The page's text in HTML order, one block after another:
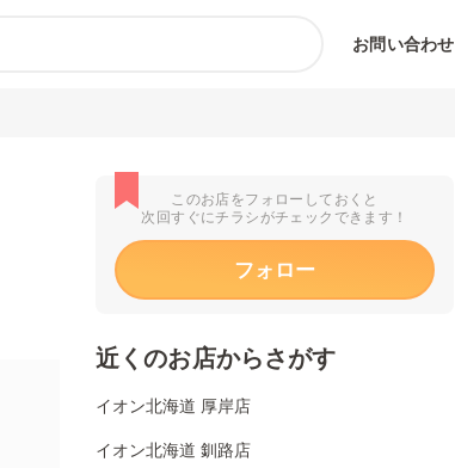
お問い合わせ
このお店をフォローしておくと
次回すぐにチラシがチェックできます！
フォロー
近くのお店からさがす
イオン北海道 厚岸店
イオン北海道 釧路店